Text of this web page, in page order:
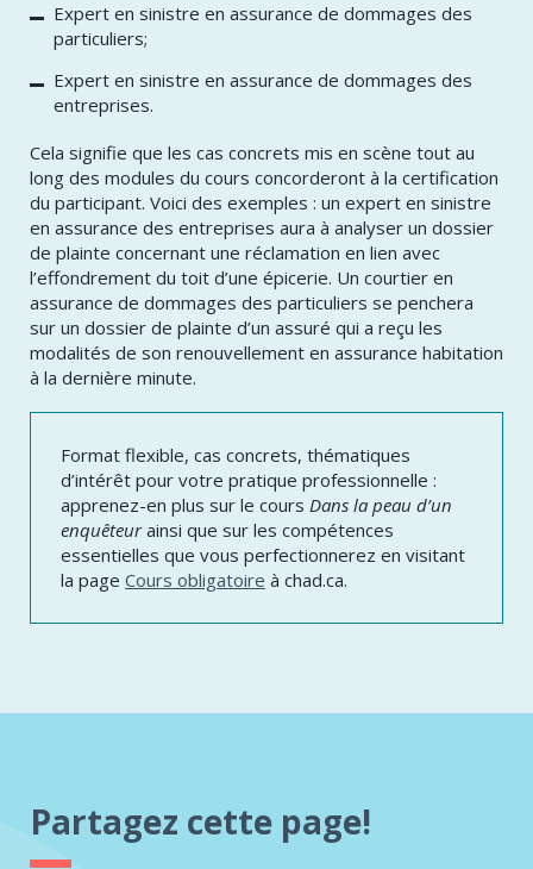
Expert en sinistre en assurance de dommages des
particuliers;
Expert en sinistre en assurance de dommages des
entreprises.
Cela signifie que les cas concrets mis en scène tout au
long des modules du cours concorderont à la certification
du participant. Voici des exemples : un expert en sinistre
en assurance des entreprises aura à analyser un dossier
de plainte concernant une réclamation en lien avec
l’effondrement du toit d’une épicerie. Un courtier en
assurance de dommages des particuliers se penchera
sur un dossier de plainte d’un assuré qui a reçu les
modalités de son renouvellement en assurance habitation
à la dernière minute.
Format flexible, cas concrets, thématiques
d’intérêt pour votre pratique professionnelle :
apprenez-en plus sur le cours Dans la peau d’un
enquêteurainsi que sur les compétences
essentielles que vous perfectionnerez en visitant
la page Cours obligatoire à chad.ca.
Partagez cette page!